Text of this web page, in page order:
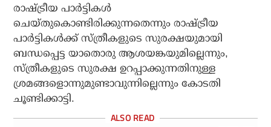
രാഷ്ട്രീയ പാര്‍ട്ടികള്‍
ചെയ്തുകൊണ്ടിരിക്കുന്നതെന്നും രാഷ്ട്രീയ
പാര്‍ട്ടികള്‍ക്ക് സ്ത്രീകളുടെ സുരക്ഷയുമായി
ബന്ധപ്പെട്ട യാതൊരു ആശയങ്കയുമില്ലെന്നും,
സ്ത്രീകളുടെ സുരക്ഷ ഉറപ്പാക്കുന്നതിനുള്ള
ശ്രമങ്ങളൊന്നുമുണ്ടാവുന്നില്ലെന്നും കോടതി
ചൂണ്ടിക്കാട്ടി.